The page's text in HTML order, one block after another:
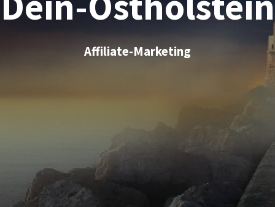
Affiliate-Marketing